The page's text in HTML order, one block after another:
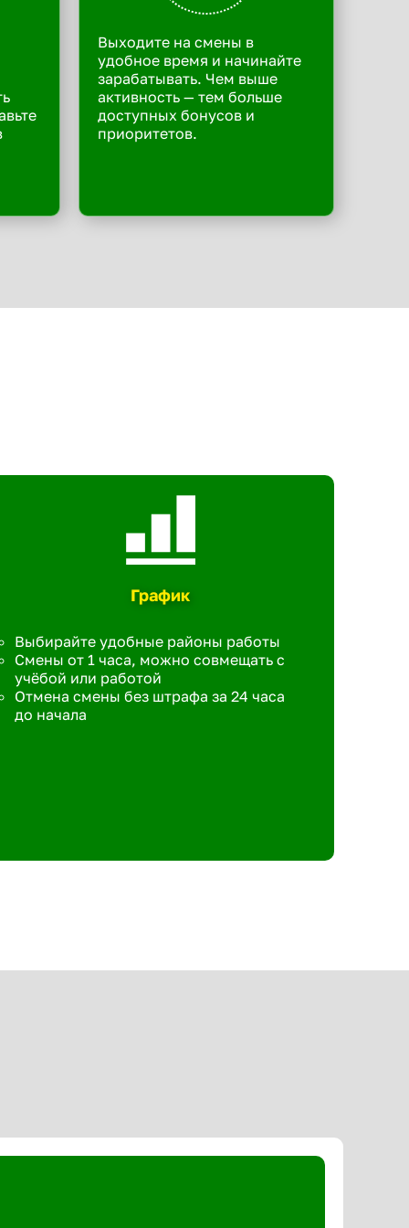
Выходите на смены в
удобное время и начинайте
зарабатывать. Чем выше
активность — тем больше
доступных бонусов и
приоритетов.
График
Выбирайте удобные районы работы
Смены от 1 часа, можно совмещать с
учёбой или работой
Отмена смены без штрафа за 24 часа
до начала